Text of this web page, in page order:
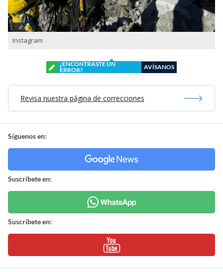
Instagram
¿ENCONTRASTE UN
ERROR?
AVÍSANOS
Revisa nuestra página de correcciones
Síguenos en:
Suscríbete en:
Suscríbete en: